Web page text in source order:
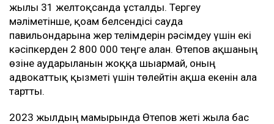
жылы 31 желтоқсанда ұсталды. Тергеу
мәліметінше, қоғам белсендісі сауда
павильондарына жер телімдерін рәсімдеу үшін екі
кәсіпкерден 2 800 000 теңге алған. Өтепов ақшаның
өзіне аударылғанын жоққа шығармай, оның
адвокаттық қызметі үшін төлейтін ақша екенін алға
тартты.
2023 жылдың мамырында Өтепов жеті жылға бас